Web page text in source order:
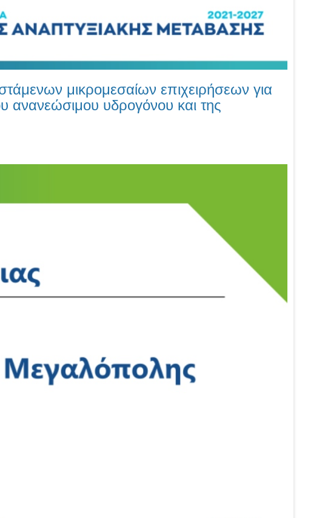
μικρομεσαίων επιχειρήσεων για
υδρογόνου και της